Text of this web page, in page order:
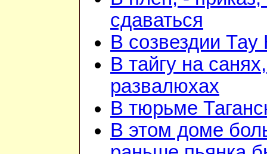
сдаваться
В созвездии Тау
В тайгу на
развалюхах
В тюрьме
В этом доме